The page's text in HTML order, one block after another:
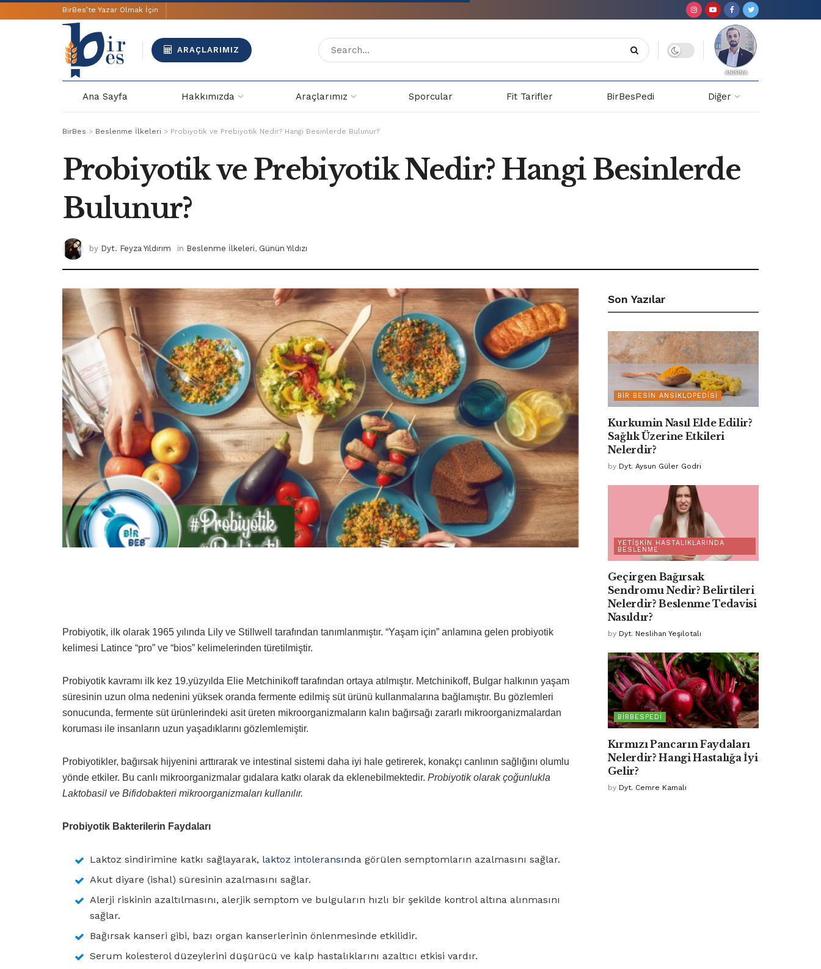
BirBes’te Yazar Olmak İçin
ARAÇLARIMIZ
Ana Sayfa Hakkımızda Araçlarımız Sporcular Fit Tarifler BirBesPedi Diğer
BirBes > Beslenme İlkeleri > Probiyotik ve Prebiyotik Nedir? Hangi Besinlerde Bulunur?
Probiyotik ve Prebiyotik Nedir? Hangi Besinlerde
Bulunur?
by Dyt. Feyza Yıldırım in Beslenme İlkeleri, Günün Yıldızı
Probiyotik, ilk olarak 1965 yılında Lily ve Stillwell tarafından tanımlanmıştır. “Yaşam için” anlamına gelen probiyotik
kelimesi Latince “pro” ve “bios” kelimelerinden türetilmiştir.
Probiyotik kavramı ilk kez 19.yüzyılda Elie Metchinikoff tarafından ortaya atılmıştır. Metchinikoff, Bulgar halkının yaşam
süresinin uzun olma nedenini yüksek oranda fermente edilmiş süt ürünü kullanmalarına bağlamıştır. Bu gözlemleri
sonucunda, fermente süt ürünlerindeki asit üreten mikroorganizmaların kalın bağırsağı zararlı mikroorganizmalardan
koruması ile insanların uzun yaşadıklarını gözlemlemiştir.
Probiyotikler, bağırsak hijyenini arttırarak ve intestinal sistemi daha iyi hale getirerek, konakçı canlının sağlığını olumlu
yönde etkiler. Bu canlı mikroorganizmalar gıdalara katkı olarak da eklenebilmektedir. Probiyotik olarak çoğunlukla
Laktobasil ve Bifidobakteri mikroorganizmaları kullanılır.
Probiyotik Bakterilerin Faydaları
Laktoz sindirimine katkı sağlayarak, laktoz intoleransında görülen semptomların azalmasını sağlar.
Akut diyare (ishal) süresinin azalmasını sağlar.
Alerji riskinin azaltılmasını, alerjik semptom ve bulguların hızlı bir şekilde kontrol altına alınmasını
sağlar.
Bağırsak kanseri gibi, bazı organ kanserlerinin önlenmesinde etkilidir.
Serum kolesterol düzeylerini düşürücü ve kalp hastalıklarını azaltıcı etkisi vardır.
Son Yazılar
BIR BESIN ANSIKLOPEDISI
Kurkumin Nasıl Elde Edilir?
Sağlık Üzerine Etkileri
Nelerdir?
by Dyt. Aysun Güler Godri
YETIŞKIN HASTALIKLARINDA
BESLENME
Geçirgen Bağırsak
Sendromu Nedir? Belirtileri
Nelerdir? Beslenme Tedavisi
Nasıldır?
by Dyt. Neslihan Yeşilotalı
BIRBESPEDI
Kırmızı Pancarın Faydaları
Nelerdir? Hangi Hastalığa İyi
Gelir?
by Dyt. Cemre Kamalı